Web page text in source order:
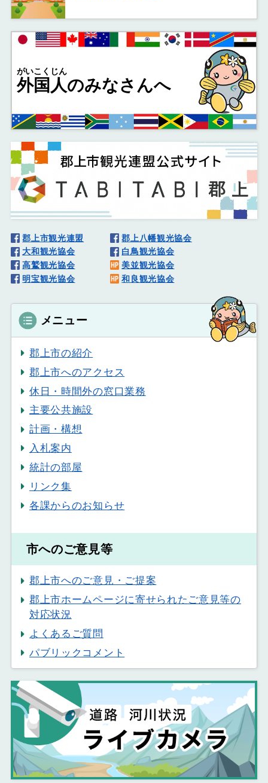
外国人
がいこくじん
のみなさんへ
郡上市観光連盟
郡上八幡観光協会
大和観光協会
白鳥観光協会
高鷲観光協会
美並観光協会
明宝観光協会
和良観光協会
メニュー
郡上市の紹介
郡上市へのアクセス
休日・時間外の窓口業務
主要公共施設
計画・構想
入札案内
統計の部屋
リンク集
各課からのお知らせ
市へのご意見等
郡上市へのご意見・ご提案
郡上市ホームページに寄せられたご意見等の
対応状況
よくあるご質問
パブリックコメント